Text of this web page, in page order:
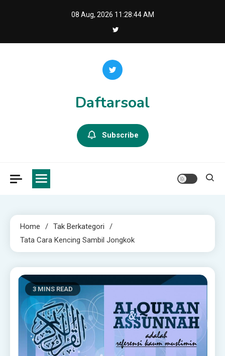
08 Aug, 2026 11:28:44 AM
Daftarsoal
Subscribe
Home
Tak Berkategori
Tata Cara Kencing Sambil Jongkok
3 MINS READ